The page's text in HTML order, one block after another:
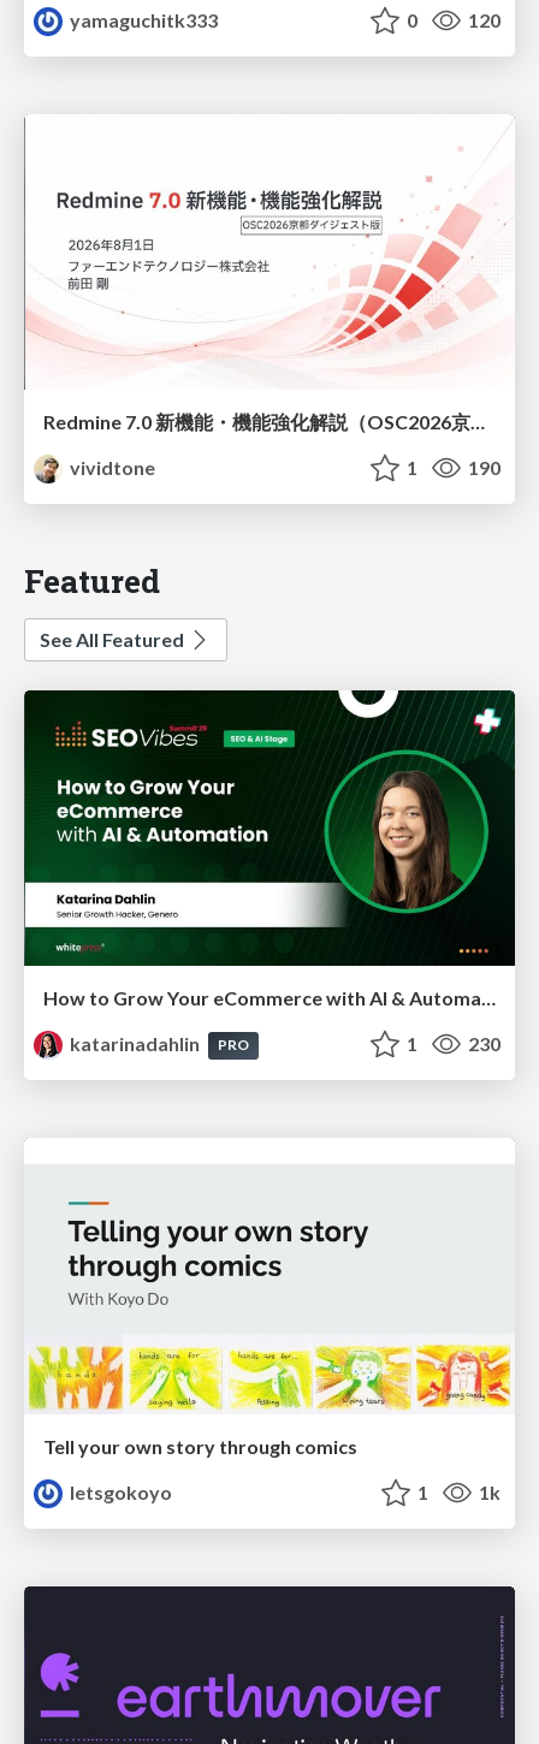
yamaguchitk333
0 120
Redmine 7.0 新機能・機能強化解説（OSC2026京都ダイジェスト版）
vividtone
1 190
Featured
See All Featured
How to Grow Your eCommerce with AI & Automation
katarinadahlin
PRO 1 230
Tell your own story through comics
letsgokoyo
1 1k